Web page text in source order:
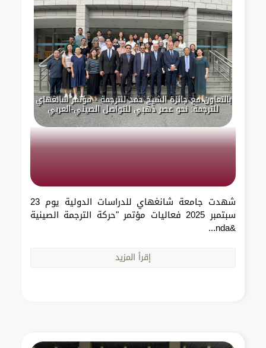
بالتعاون مع جائزة الشيخ حمد للترجمة - مؤتمر شانغهاي
للترجمة: نحو عصر ذهبي للتواصل الصيني-العربي
شهدت جامعة شانغهاي للدراسات الدولية يوم 23
سبتمبر 2025 فعاليات مؤتمر "حركة الترجمة الصينية
&nda...
إقرأ المزيد